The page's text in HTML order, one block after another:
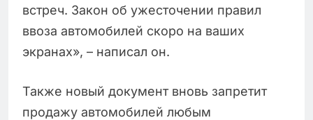
встреч. Закон об ужесточении правил
ввоза автомобилей скоро на ваших
экранах», – написал он.
Также новый документ вновь запретит
продажу автомобилей любым